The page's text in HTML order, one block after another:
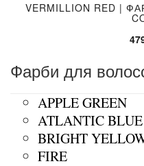
VERMILLION RED |
Фарби для
APPLE GREEN
ATLANTIC BLUE
BRIGHT
FIRE